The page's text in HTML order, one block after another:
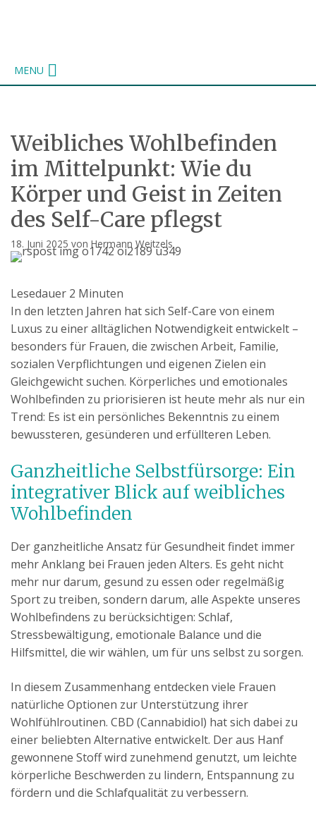
MENU
Weibliches Wohlbefinden
im Mittelpunkt: Wie du
Körper und Geist in Zeiten
des Self-Care pflegst
18. Juni 2025 von Hermann Weitzels
Lesedauer 2 Minuten
In den letzten Jahren hat sich Self-Care von einem
Luxus zu einer alltäglichen Notwendigkeit entwickelt –
besonders für Frauen, die zwischen Arbeit, Familie,
sozialen Verpflichtungen und eigenen Zielen ein
Gleichgewicht suchen. Körperliches und emotionales
Wohlbefinden zu priorisieren ist heute mehr als nur ein
Trend: Es ist ein persönliches Bekenntnis zu einem
bewussteren, gesünderen und erfüllteren Leben.
Ganzheitliche Selbstfürsorge: Ein
integrativer Blick auf weibliches
Wohlbefinden
Der ganzheitliche Ansatz für Gesundheit findet immer
mehr Anklang bei Frauen jeden Alters. Es geht nicht
mehr nur darum, gesund zu essen oder regelmäßig
Sport zu treiben, sondern darum, alle Aspekte unseres
Wohlbefindens zu berücksichtigen: Schlaf,
Stressbewältigung, emotionale Balance und die
Hilfsmittel, die wir wählen, um für uns selbst zu sorgen.
In diesem Zusammenhang entdecken viele Frauen
natürliche Optionen zur Unterstützung ihrer
Wohlfühlroutinen. CBD (Cannabidiol) hat sich dabei zu
einer beliebten Alternative entwickelt. Der aus Hanf
gewonnene Stoff wird zunehmend genutzt, um leichte
körperliche Beschwerden zu lindern, Entspannung zu
fördern und die Schlafqualität zu verbessern.